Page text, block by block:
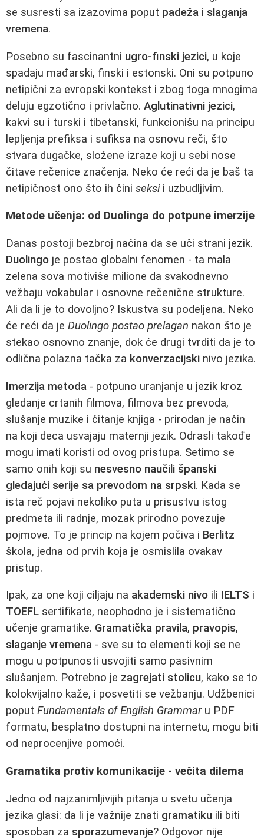
se susresti sa izazovima poput padeža i slaganja
vremena.
Posebno su fascinantni ugro-finski jezici, u koje
spadaju mađarski, finski i estonski. Oni su potpuno
netipični za evropski kontekst i zbog toga mnogima
deluju egzotično i privlačno. Aglutinativni jezici,
kakvi su i turski i tibetanski, funkcionišu na principu
lepljenja prefiksa i sufiksa na osnovu reči, što
stvara dugačke, složene izraze koji u sebi nose
čitave rečenice značenja. Neko će reći da je baš ta
netipičnost ono što ih čini seksii uzbudljivim.
Metode učenja: od Duolinga do potpune imerzije
Danas postoji bezbroj načina da se uči strani jezik.
Duolingo je postao globalni fenomen - ta mala
zelena sova motiviše milione da svakodnevno
vežbaju vokabular i osnovne rečenične strukture.
Ali da li je to dovoljno? Iskustva su podeljena. Neko
će reći da je Duolingo postao prelagan nakon što je
stekao osnovno znanje, dok će drugi tvrditi da je to
odlična polazna tačka za konverzacijski nivo jezika.
Imerzija metoda - potpuno uranjanje u jezik kroz
gledanje crtanih filmova, filmova bez prevoda,
slušanje muzike i čitanje knjiga - prirodan je način
na koji deca usvajaju maternji jezik. Odrasli takođe
mogu imati koristi od ovog pristupa. Setimo se
samo onih koji su nesvesno naučili španski
gledajući serije sa prevodom na srpski. Kada se
ista reč pojavi nekoliko puta u prisustvu istog
predmeta ili radnje, mozak prirodno povezuje
pojmove. To je princip na kojem počiva i Berlitz
škola, jedna od prvih koja je osmislila ovakav
pristup.
Ipak, za one koji ciljaju na akademski nivo ili IELTS i
TOEFL sertifikate, neophodno je i sistematično
učenje gramatike. Gramatička pravila, pravopis,
slaganje vremena - sve su to elementi koji se ne
mogu u potpunosti usvojiti samo pasivnim
slušanjem. Potrebno je zagrejati stolicu, kako se to
kolokvijalno kaže, i posvetiti se vežbanju. Udžbenici
poput Fundamentals of English Grammaru PDF
formatu, besplatno dostupni na internetu, mogu biti
od neprocenjive pomoći.
Gramatika protiv komunikacije - večita dilema
Jedno od najzanimljivijih pitanja u svetu učenja
jezika glasi: da li je važnije znati gramatiku ili biti
sposoban za sporazumevanje? Odgovor nije